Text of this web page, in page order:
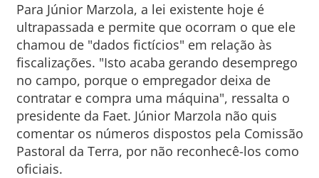
Para Júnior Marzola, a lei existente hoje é
ultrapassada e permite que ocorram o que ele
chamou de "dados fictícios" em relação às
fiscalizações. "Isto acaba gerando desemprego
no campo, porque o empregador deixa de
contratar e compra uma máquina", ressalta o
presidente da Faet. Júnior Marzola não quis
comentar os números dispostos pela Comissão
Pastoral da Terra, por não reconhecê-los como
oficiais.